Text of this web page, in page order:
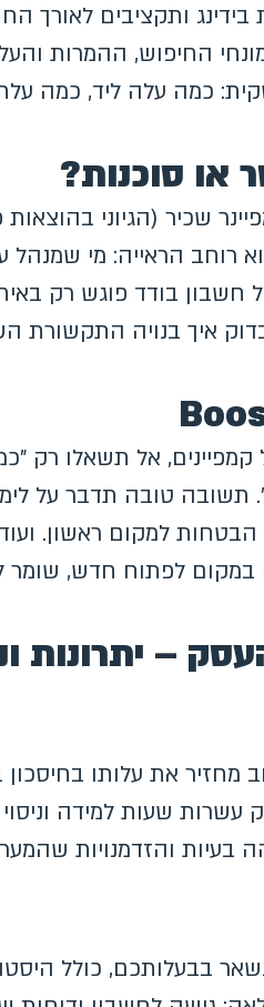
ותקציבים לאורך
החיפוש, ההמרות
כמה עלה ליד, כמה
או סוכנות?
שכיר (הגיוני בהוצאות
רוחב הראייה: מי
חשבון בודד פוגש רק
איך בנויה התקשורת
אל תשאלו רק
תשובה טובה תדבר על
הבטחות למקום ראשון.
לפתוח חדש, שומר
– יתרונות
מחזיר את עלותו
שעות למידה וניסוי
בעיות והזדמנויות
בבעלותכם, כולל